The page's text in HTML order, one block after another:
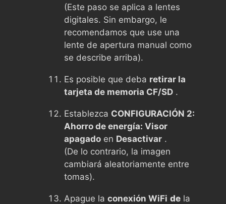
(Este paso se aplica a lentes
digitales. Sin embargo, le
recomendamos que use una
lente de apertura manual como
se describe arriba).
Es posible que deba retirar la
tarjeta de memoria CF/SD .
Establezca CONFIGURACIÓN 2:
Ahorro de energía: Visor
apagado en Desactivar .
(De lo contrario, la imagen
cambiará aleatoriamente entre
tomas).
Apague la conexión WiFi de la